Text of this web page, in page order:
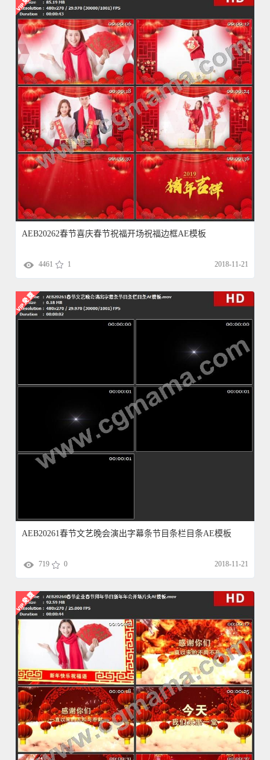
AEB20262春节喜庆春节祝福开场祝福边框AE模板
4461 1 2018-11-21
AEB20261春节文艺晚会演出字幕条节目条栏目条AE模板
719 0 2018-11-21